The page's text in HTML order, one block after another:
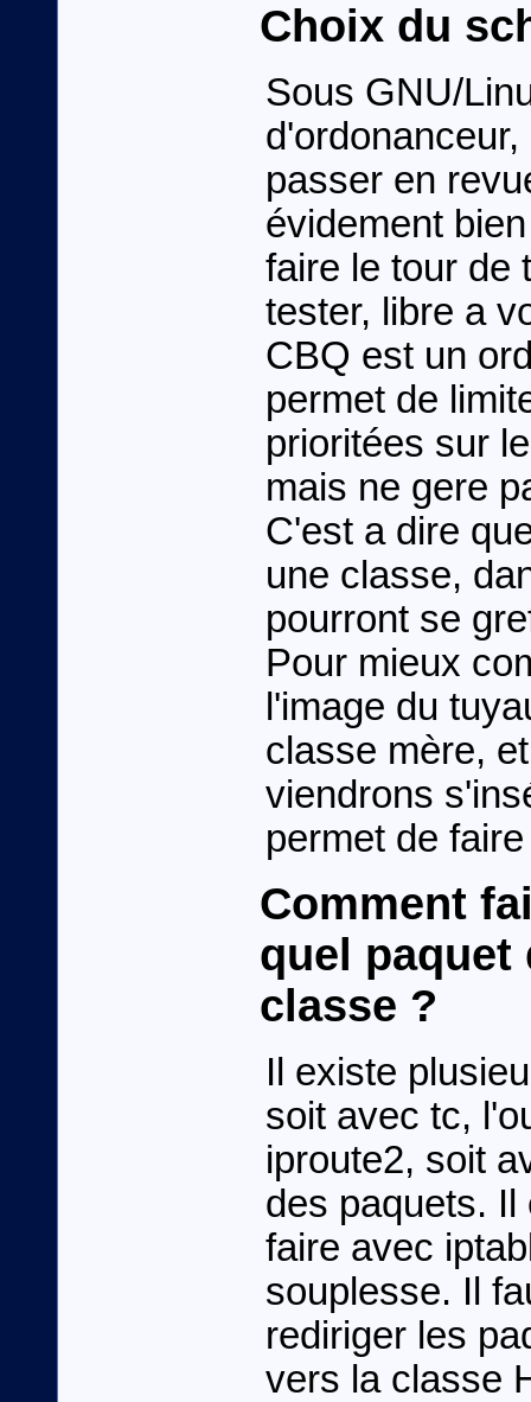
Choix du
Sous GNU/
passer en
évidement
faire le tour de
tester, libre a
CBQ est un
permet de
prioritées sur
mais ne gere
C'est a dire
une classe,
pourront se
Pour mieux
l'image du
classe mère,
viendrons
permet de
Comment
quel paquet
classe ?
Il existe
soit avec tc,
iproute2, soit
des paquets. Il
faire avec
souplesse. Il
rediriger les
vers la classe